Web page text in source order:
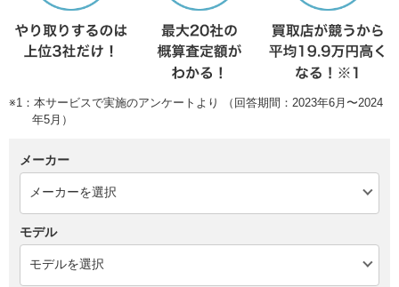
※1：本サービスで実施のアンケートより （回答期間：2023年6月〜2024
年5月）
メーカー
モデル